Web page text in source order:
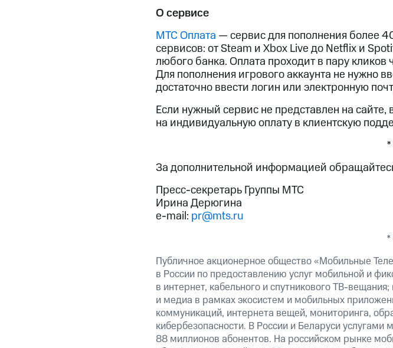
О сервисе
МТС Оплата — сервис для пополнения более
сервисов: от Steam и Xbox Live до Netflix и
любого банка. Оплата проходит в пару
Для пополнения игрового аккаунта не нужно
достаточно ввести логин или электронную
Если нужный сервис не представлен на
на индивидуальную оплату в клиентскую
За дополнительной информацией
Пресс-секретарь Группы МТС
Ирина Дерюгина
e-mail: pr@mts.ru
Публичное акционерное общество «Мобильные
в России по предоставлению услуг мобильной и
в интернет, кабельного и спутникового ТВ-
и медиа в рамках экосистем и мобильных
коммуникаций, интернета вещей, мониторинга,
кибербезопасности. В России и Беларуси
88 миллионов абонентов. На российском рынке